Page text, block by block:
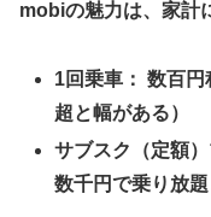
​mobiの魅力は、家計
1回乗車： 数百円
超と幅がある）
サブスク（定額）
数千円で乗り放題